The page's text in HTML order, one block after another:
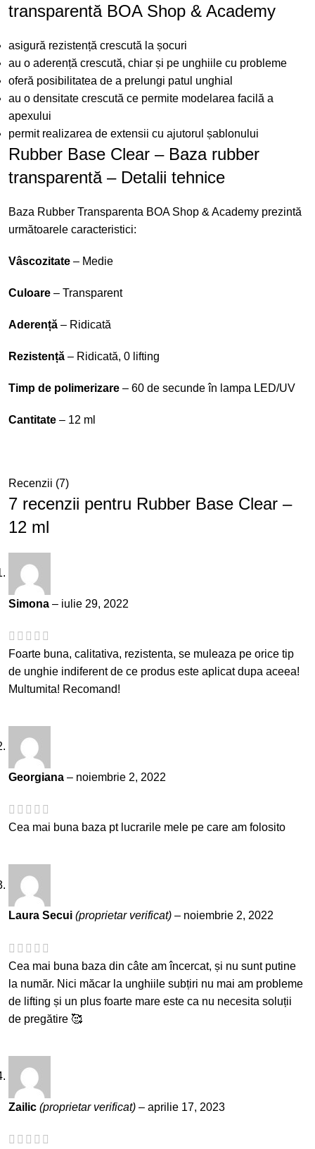
transparentă BOA Shop & Academy
asigură rezistență crescută la șocuri
au o aderență crescută, chiar și pe unghiile cu probleme
oferă posibilitatea de a prelungi patul unghial
au o densitate crescută ce permite modelarea facilă a
apexului
permit realizarea de extensii cu ajutorul șablonului
Rubber Base Clear – Baza rubber
transparentă – Detalii tehnice
Baza Rubber Transparenta BOA Shop & Academy prezintă
următoarele caracteristici:
Vâscozitate – Medie
Culoare – Transparent
Aderență – Ridicată
Rezistență – Ridicată, 0 lifting
Timp de polimerizare – 60 de secunde în lampa LED/UV
Cantitate – 12 ml
Recenzii (7)
7 recenzii pentru Rubber Base Clear –
12 ml
Simona – iulie 29, 2022
Foarte buna, calitativa, rezistenta, se muleaza pe orice tip
de unghie indiferent de ce produs este aplicat dupa aceea!
Multumita! Recomand!
Georgiana – noiembrie 2, 2022
Cea mai buna baza pt lucrarile mele pe care am folosito
Laura Secui (proprietar verificat) – noiembrie 2, 2022
Cea mai buna baza din câte am încercat, și nu sunt putine
la număr. Nici măcar la unghiile subțiri nu mai am probleme
de lifting și un plus foarte mare este ca nu necesita soluții
de pregătire 🥰
Zailic (proprietar verificat) – aprilie 17, 2023